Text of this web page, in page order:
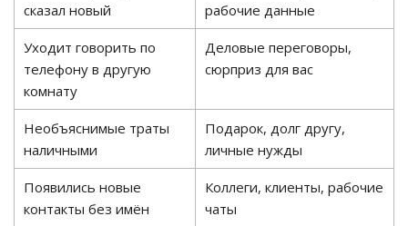
сказал новый
рабочие данные
Уходит говорить по
телефону в другую
комнату
Деловые переговоры,
сюрприз для вас
Необъяснимые траты
наличными
Подарок, долг другу,
личные нужды
Появились новые
контакты без имён
Коллеги, клиенты, рабочие
чаты